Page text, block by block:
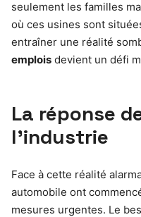
seulement les familles
où ces usines sont
entraîner une réalité
emplois devient un défi
La réponse
l’industrie
Face à cette réalité
automobile ont
mesures urgentes. Le